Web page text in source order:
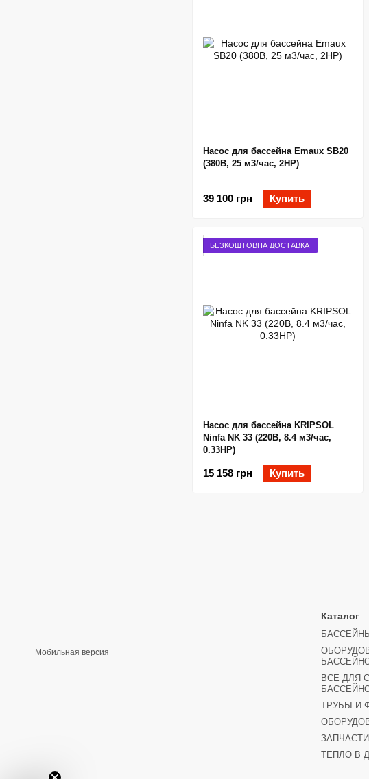
Насос для бассейна Emaux SB20
(380В, 25 м3/час, 2HP)
39 100 грн Купить
БЕЗКОШТОВНА ДОСТАВКА
Насос для бассейна KRIPSOL
Ninfa NK 33 (220В, 8.4 м3/час,
0.33НР)
15 158 грн Купить
Мобильная версия
Каталог
ВСЕ ДЛЯ
ТРУБЫ И
ЗАПЧАСТИ
ТЕПЛО В